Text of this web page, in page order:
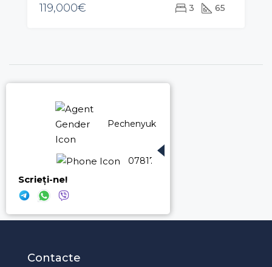
119,000€ 3 65
Pechenyuk Maria
078174500
Scrieți-ne!
Contacte